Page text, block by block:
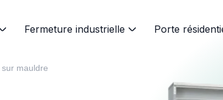
Fermeture industrielle Porte
sur mauldre